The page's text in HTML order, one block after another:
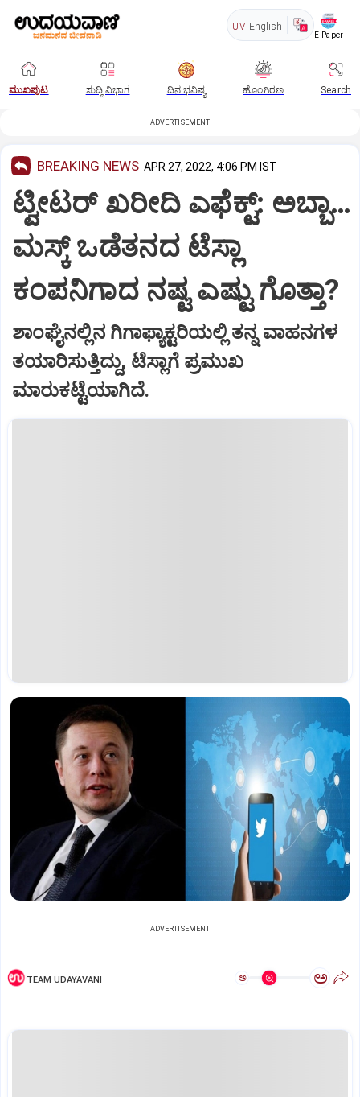
UV English
E-Paper
ಮುಖಪುಟ ಸುದ್ದಿ ವಿಭಾಗ ದಿನ ಭವಿಷ್ಯ ಹೊಂಗಿರಣ Search
ADVERTISEMENT
BREAKING NEWS APR 27, 2022, 4:06 PM IST
ಟ್ವೀಟರ್ ಖರೀದಿ ಎಫೆಕ್ಟ್: ಅಬ್ಬಾ…
ಮಸ್ಕ್ ಒಡೆತನದ ಟೆಸ್ಲಾ
ಕಂಪನಿಗಾದ ನಷ್ಟ ಎಷ್ಟು ಗೊತ್ತಾ?
ಶಾಂಘೈನಲ್ಲಿನ ಗಿಗಾಫ್ಯಾಕ್ಟರಿಯಲ್ಲಿ ತನ್ನ ವಾಹನಗಳ
ತಯಾರಿಸುತ್ತಿದ್ದು, ಟೆಸ್ಲಾಗೆ ಪ್ರಮುಖ
ಮಾರುಕಟ್ಟೆಯಾಗಿದೆ.
ADVERTISEMENT
TEAM UDAYAVANI ಅ ಅ